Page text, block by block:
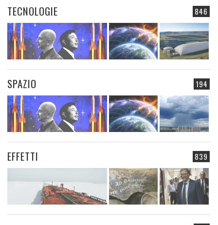
846
TECNOLOGIE
194
SPAZIO
839
EFFETTI